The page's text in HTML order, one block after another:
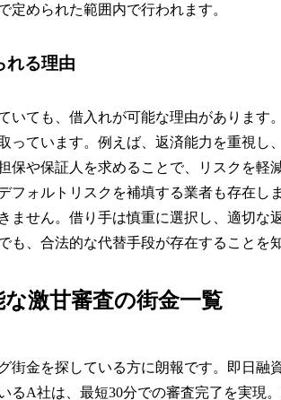
定められた範囲内で行われます。
れる理由
いても、借入れが可能な理由があります
っています。例えば、返済能力を重視し
保や保証人を求めることで、リスクを軽
フォルトリスクを補填する業者も存在し
ません。借り手は慎重に選択し、適切
も、合法的な代替手段が存在することを
激甘審査の街金一覧
街金を探している方に朗報です。即日融
るA社は、最短30分での審査完了を実現